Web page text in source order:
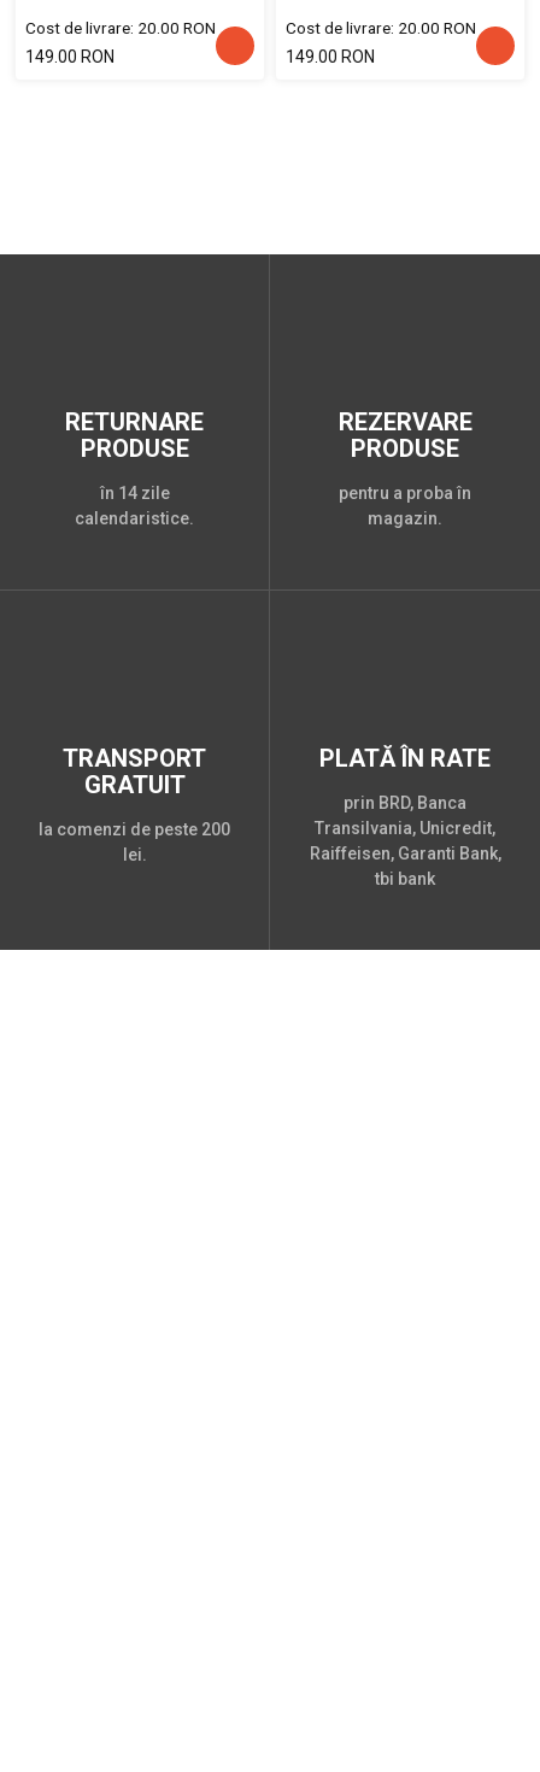
Cost de livrare: 20.00 RON
149.00 RON
Cost de livrare: 20.00 RON
149.00 RON
RETURNARE
PRODUSE
în 14 zile
calendaristice.
REZERVARE
PRODUSE
pentru a proba în
magazin.
TRANSPORT
GRATUIT
la comenzi de peste 200
lei.
PLATĂ ÎN RATE
prin BRD, Banca
Transilvania, Unicredit,
Raiffeisen, Garanti Bank,
tbi bank